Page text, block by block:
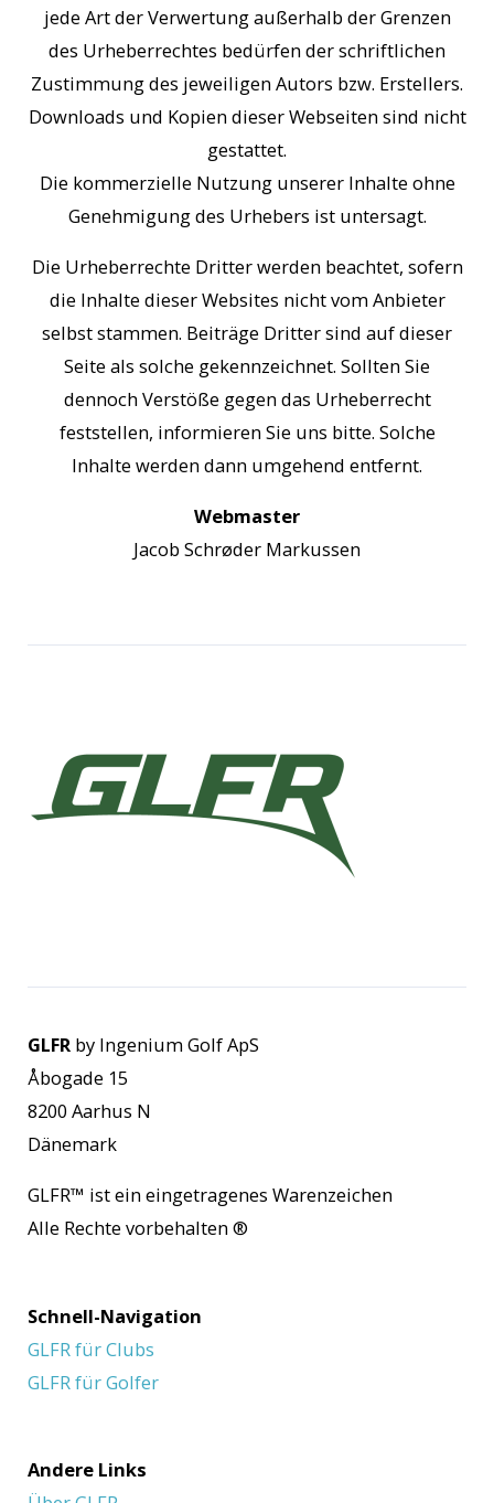
jede Art der Verwertung außerhalb der Grenzen
des Urheberrechtes bedürfen der schriftlichen
Zustimmung des jeweiligen Autors bzw. Erstellers.
Downloads und Kopien dieser Webseiten sind nicht
gestattet.
Die kommerzielle Nutzung unserer Inhalte ohne
Genehmigung des Urhebers ist untersagt.
Die Urheberrechte Dritter werden beachtet, sofern
die Inhalte dieser Websites nicht vom Anbieter
selbst stammen. Beiträge Dritter sind auf dieser
Seite als solche gekennzeichnet. Sollten Sie
dennoch Verstöße gegen das Urheberrecht
feststellen, informieren Sie uns bitte. Solche
Inhalte werden dann umgehend entfernt.
Webmaster
Jacob Schrøder Markussen
GLFRby Ingenium Golf ApS
Åbogade 15
8200 Aarhus N
Dänemark
GLFR™ ist ein eingetragenes Warenzeichen
Alle Rechte vorbehalten®
Schnell-Navigation
GLFR für Clubs
GLFR für Golfer
Andere Links